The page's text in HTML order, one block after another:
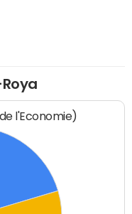
l'Economie)